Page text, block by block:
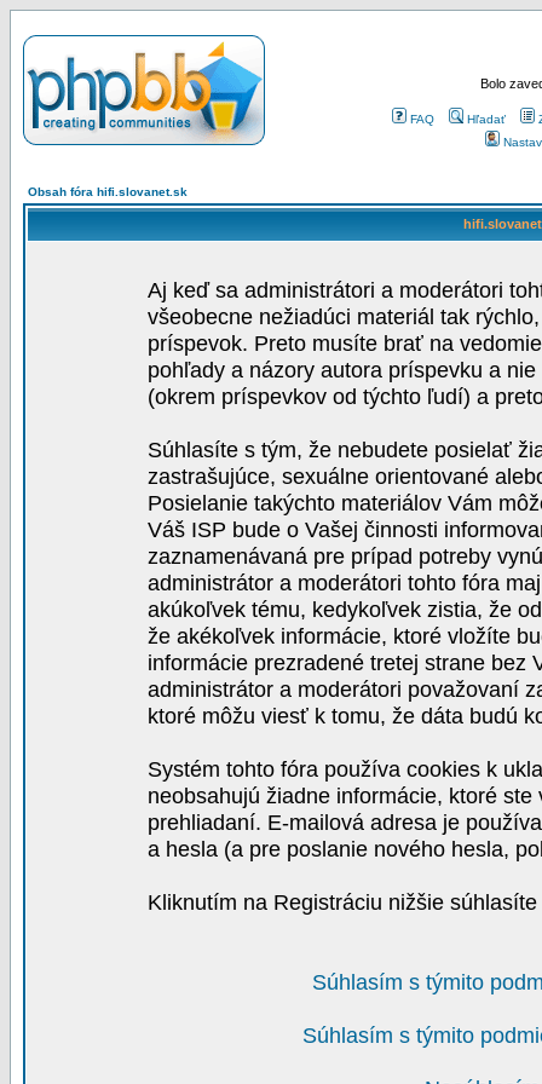
Bolo
FAQ Hľadať
Obsah fóra hifi.slovanet.sk
Aj keď sa administrátori a moderátori
všeobecne nežiadúci materiál tak
príspevok. Preto musíte brať na
pohľady a názory autora príspevku a
(okrem príspevkov od týchto ľudí) a
Súhlasíte s tým, že nebudete posielať
zastrašujúce, sexuálne orientované
Posielanie takýchto materiálov Vám
Váš ISP bude o Vašej činnosti
zaznamenávaná pre prípad potreby
administrátor a moderátori tohto fóra
akúkoľvek tému, kedykoľvek zistia, že
že akékoľvek informácie, ktoré vložíte
informácie prezradené tretej strane bez
administrátor a moderátori považovaní
ktoré môžu viesť k tomu, že dáta budú
Systém tohto fóra používa cookies k
neobsahujú žiadne informácie, ktoré
prehliadaní. E-mailová adresa je
a hesla (a pre poslanie nového hesla,
Kliknutím na Registráciu nižšie
Súhlasím s týmito
Súhlasím s týmito